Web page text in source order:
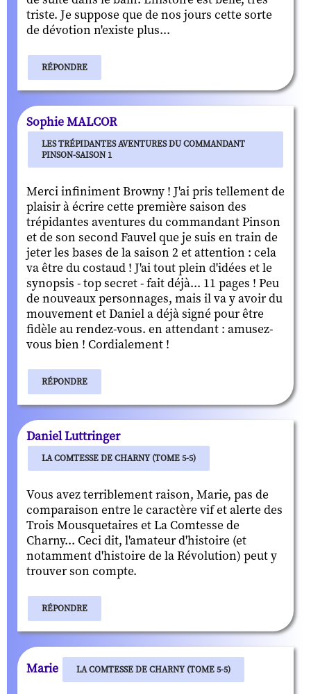
triste. Je suppose que de nos jours cette sorte
de dévotion n'existe plus...
RÉPONDRE
Sophie MALCOR
LES TRÉPIDANTES AVENTURES DU COMMANDANT
PINSON-SAISON 1
Merci infiniment Browny ! J'ai pris tellement de
plaisir à écrire cette première saison des
trépidantes aventures du commandant Pinson
et de son second Fauvel que je suis en train de
jeter les bases de la saison 2 et attention : cela
va être du costaud ! J'ai tout plein d'idées et le
synopsis - top secret - fait déjà... 11 pages ! Peu
de nouveaux personnages, mais il va y avoir du
mouvement et Daniel a déjà signé pour être
fidèle au rendez-vous. en attendant : amusez-
vous bien ! Cordialement !
RÉPONDRE
Daniel Luttringer
LA COMTESSE DE CHARNY (TOME 5-5)
Vous avez terriblement raison, Marie, pas de
comparaison entre le caractère vif et alerte des
Trois Mousquetaires et La Comtesse de
Charny... Ceci dit, l'amateur d'histoire (et
notamment d'histoire de la Révolution) peut y
trouver son compte.
RÉPONDRE
Marie LA COMTESSE DE CHARNY (TOME 5-5)